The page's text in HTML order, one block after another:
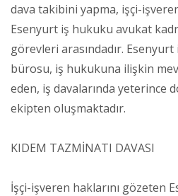
dava takibini yapma, işçi-
Esenyurt iş hukuku avukat
görevleri arasındadır.
bürosu, iş hukukuna ilişkin
eden, iş davalarında yeterince
ekipten oluşmaktadır.
KIDEM TAZMİNATI DAVASI
İşçi-işveren haklarını gözeten